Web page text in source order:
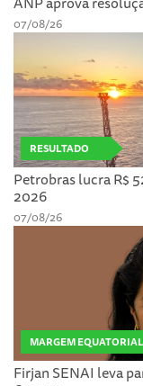
07/08/26
RESULTADO
Petrobras lucra R$
2026
07/08/26
MARGEM EQUATORIAL
Firjan SENAI leva